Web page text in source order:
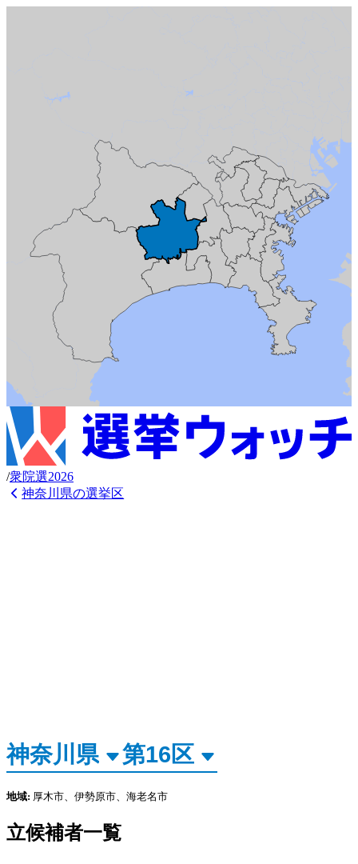
/衆院選2026
神奈川県の選挙区
地域: 厚木市、伊勢原市、海老名市
立候補者一覧